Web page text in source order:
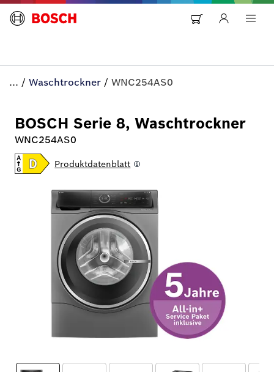
... / Waschtrockner / WNC254AS0
BOSCH Serie 8, Waschtrockner
WNC254AS0
Produktdatenblatt